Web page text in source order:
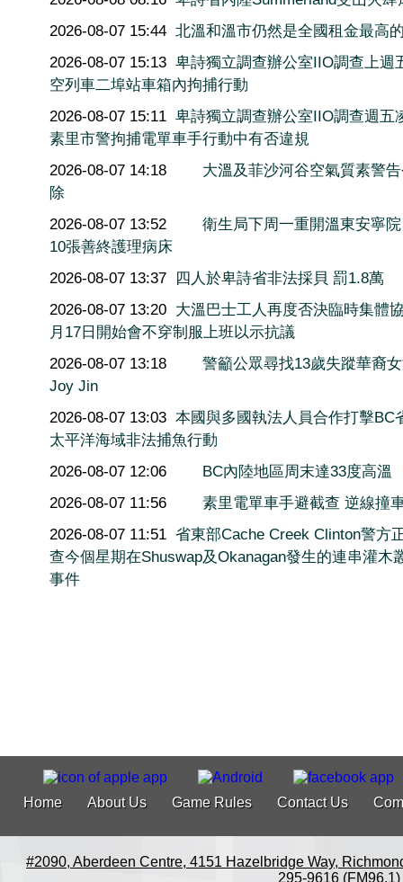
2026-08-07 15:44 北溫和溫市仍然是全國租金最高
2026-08-07 15:13 卑詩獨立調查辦公室IIO調查上週
空列車二埠站車箱內拘捕行動
2026-08-07 15:11 卑詩獨立調查辦公室IIO調查週五
素里市警拘捕電單車手行動中有否違規
2026-08-07 14:18
大溫及菲沙河谷空氣質素警
除
2026-08-07 13:52
衛生局下周一重開溫東安寧
10張善終護理病床
2026-08-07 13:37 四人於卑詩省非法採貝 罰1.8萬
2026-08-07 13:20 大溫巴士工人再度否決臨時集體
月17日開始會不穿制服上班以示抗議
2026-08-07 13:18
警籲公眾尋找13歲失蹤華裔
Joy Jin
2026-08-07 13:03 本國與多國執法人員合作打擊BC
太平洋海域非法捕魚行動
2026-08-07 12:06
BC內陸地區周末達33度高溫
2026-08-07 11:56
素里電單車手避截查 逆線撞
2026-08-07 11:51 省東部Cache Creek Clinton警方
查今個星期在Shuswap及Okanagan發生的連串灌木
事件
Home About Us Game Rules Contact Us
#2090, Aberdeen Centre, 4151 Hazelbridge Way,
295-9616 (FM96.1)